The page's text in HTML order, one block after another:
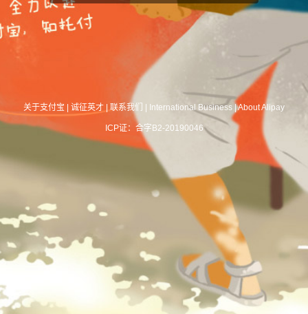
关于支付宝 诚征英才 联系我们 International Business |About Alipay
ICP证：合字B2-20190046